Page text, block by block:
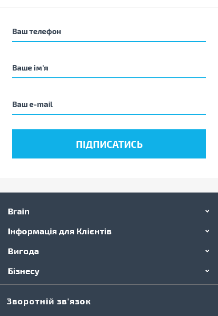
Brain
Інформація для Клієнтів
Вигода
Бізнесу
Зворотній зв'язок